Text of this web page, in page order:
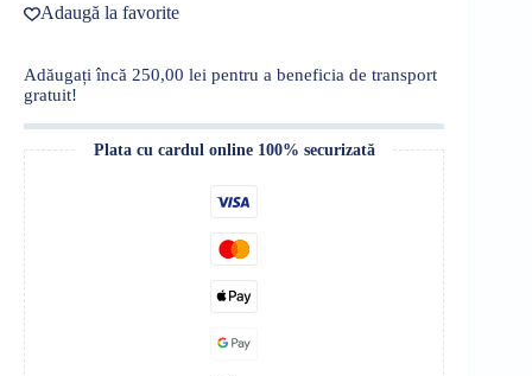
Adaugă la favorite
Adăugați încă 250,00 lei pentru a beneficia de transport
gratuit!
Plata cu cardul online 100% securizată